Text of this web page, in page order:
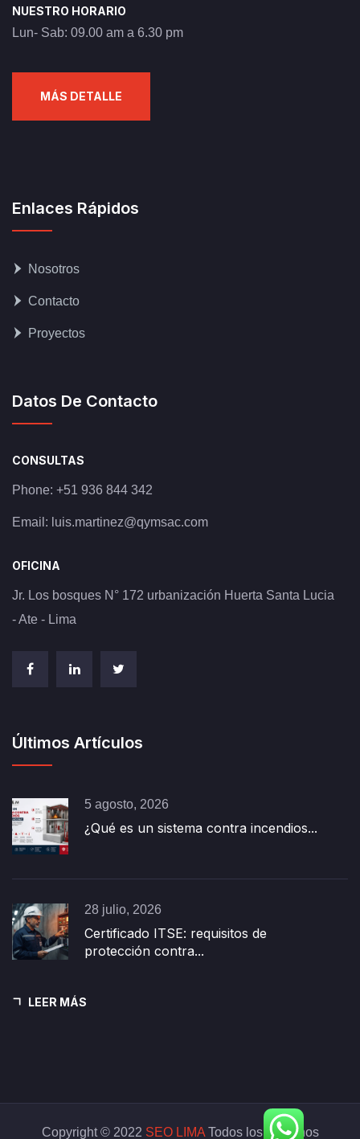
NUESTRO HORARIO
Lun- Sab: 09.00 am a 6.30 pm
MÁS DETALLE
Enlaces Rápidos
Nosotros
Contacto
Proyectos
Datos De Contacto
CONSULTAS
Phone: +51 936 844 342
Email: luis.martinez@qymsac.com
OFICINA
Jr. Los bosques N° 172 urbanización Huerta Santa Lucia
- Ate - Lima
Últimos Artículos
5 agosto, 2026
¿Qué es un sistema contra incendios...
28 julio, 2026
Certificado ITSE: requisitos de
protección contra...
LEER MÁS
Copyright © 2022 SEO LIMATodos los derechos